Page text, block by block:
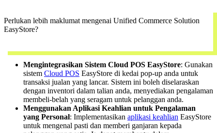
Perlukan lebih maklumat mengenai Unified Commerce Solution
EasyStore?
Mengintegrasikan Sistem Cloud POS EasyStore: Gunakan
sistem Cloud POS EasyStore di kedai pop-up anda untuk
transaksi jualan yang lancar. Sistem ini boleh diselaraskan
dengan inventori dalam talian anda, menyediakan pengalaman
membeli-belah yang seragam untuk pelanggan anda.
Menggunakan Aplikasi Keahlian untuk Pengalaman
yang Personal: Implementasikan aplikasi keahlian EasyStore
untuk mengenal pasti dan memberi ganjaran kepada